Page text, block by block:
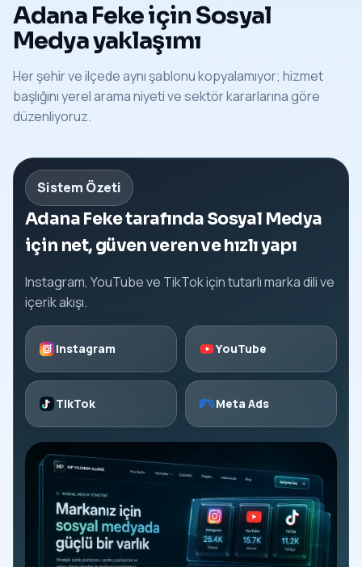
Adana Feke için Sosyal
Medya yaklaşımı
Her şehir ve ilçede aynı şablonu kopyalamıyor; hizmet
başlığını yerel arama niyeti ve sektör kararlarına göre
düzenliyoruz.
Sistem Özeti
Adana Feke tarafında Sosyal Medya
için net, güven veren ve hızlı yapı
Instagram, YouTube ve TikTok için tutarlı marka dili ve
içerik akışı.
Instagram YouTube
TikTok Meta Ads